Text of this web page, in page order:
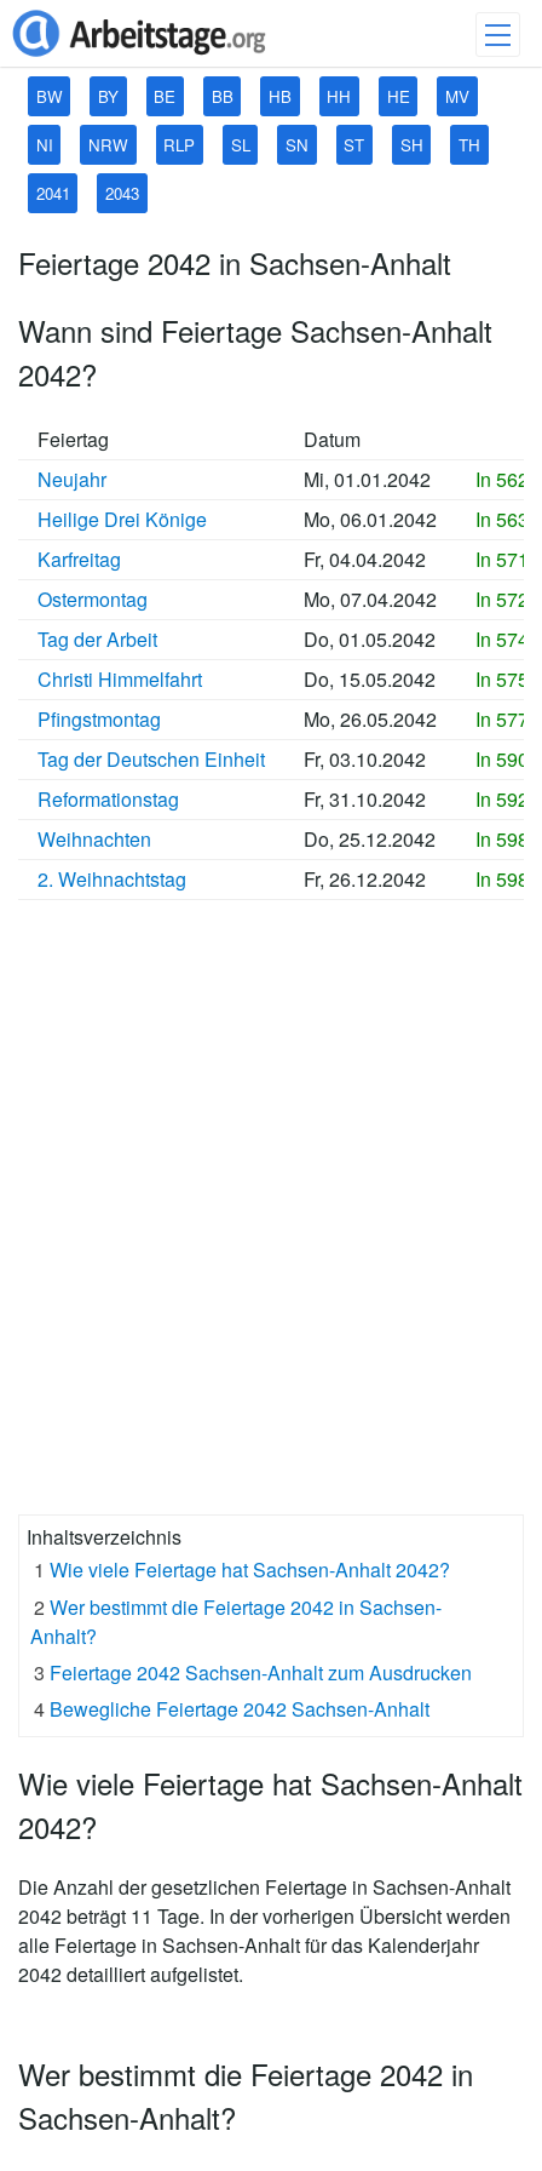
BW BY BE BB HB HH HE MV
NI NRW RLP SL SN ST SH TH
2041 2043
Feiertage 2042 in Sachsen-Anhalt
Wann sind Feiertage Sachsen-Anhalt
2042?
Feiertag
Datum
Neujahr
Mi, 01.01.2042
In
Heilige Drei Könige
Mo, 06.01.2042
In
Karfreitag
Fr, 04.04.2042
In
Ostermontag
Mo, 07.04.2042
In
Tag der Arbeit
Do, 01.05.2042
In
Christi Himmelfahrt
Do, 15.05.2042
In
Pfingstmontag
Mo, 26.05.2042
In
Tag der Deutschen Einheit
Fr, 03.10.2042
In
Reformationstag
Fr, 31.10.2042
In
Weihnachten
Do, 25.12.2042
In
2. Weihnachtstag
Fr, 26.12.2042 In
Inhaltsverzeichnis
1 Wie viele Feiertage hat Sachsen-Anhalt 2042?
2 Wer bestimmt die Feiertage 2042 in Sachsen-
Anhalt?
3 Feiertage 2042 Sachsen-Anhalt zum Ausdrucken
4 Bewegliche Feiertage 2042 Sachsen-Anhalt
Wie viele Feiertage hat Sachsen-Anhalt
2042?
Die Anzahl der gesetzlichen Feiertage in Sachsen-Anhalt
2042 beträgt 11 Tage. In der vorherigen Übersicht werden
alle Feiertage in Sachsen-Anhalt für das Kalenderjahr
2042 detailliert aufgelistet.
Wer bestimmt die Feiertage 2042 in
Sachsen-Anhalt?